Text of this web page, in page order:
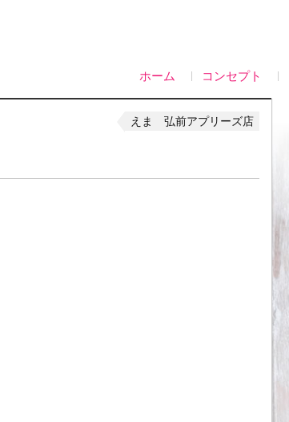
ホーム コンセプト
えま 弘前アプリーズ店